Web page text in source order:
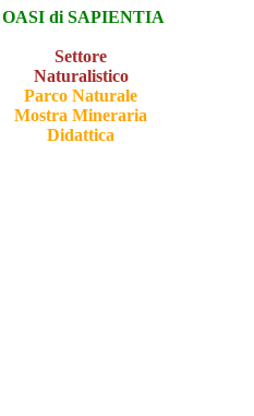
OASI di SAPIENTIA
Settore
Naturalistico
Parco Naturale
Mostra Mineraria
Didattica